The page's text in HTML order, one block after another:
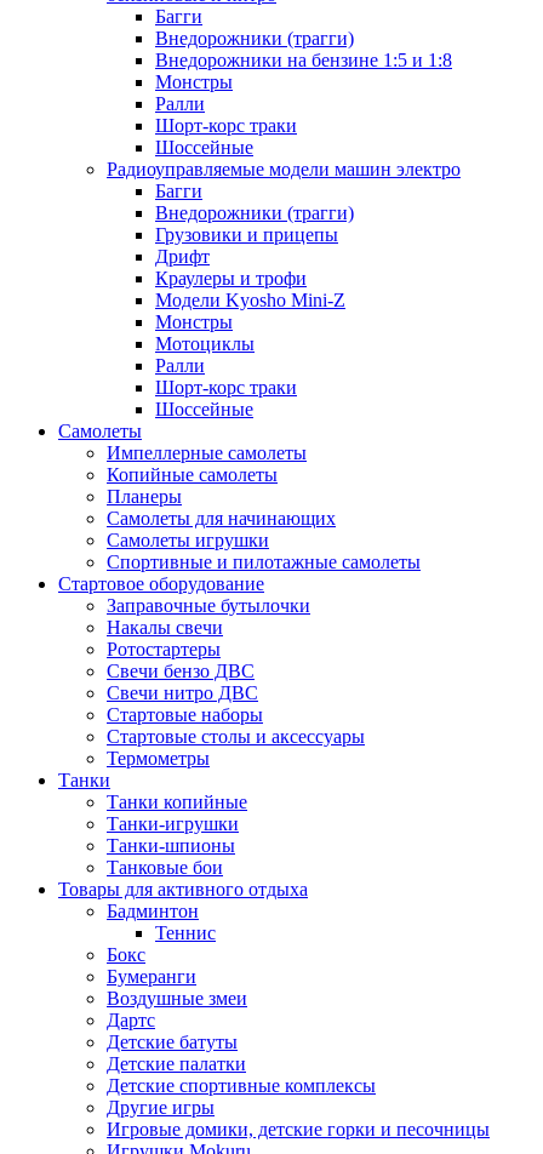
Багги
Внедорожники (трагги)
Внедорожники на бензине 1:5 и 1:8
Монстры
Ралли
Шорт-корс траки
Шоссейные
Радиоуправляемые модели машин электро
Багги
Внедорожники (трагги)
Грузовики и прицепы
Дрифт
Краулеры и трофи
Модели Kyosho Mini-Z
Монстры
Мотоциклы
Ралли
Шорт-корс траки
Шоссейные
Самолеты
Импеллерные самолеты
Копийные самолеты
Планеры
Самолеты для начинающих
Самолеты игрушки
Спортивные и пилотажные самолеты
Стартовое оборудование
Заправочные бутылочки
Накалы свечи
Ротостартеры
Свечи бензо ДВС
Свечи нитро ДВС
Стартовые наборы
Стартовые столы и аксессуары
Термометры
Танки
Танки копийные
Танки-игрушки
Танки-шпионы
Танковые бои
Товары для активного отдыха
Бадминтон
Теннис
Бокс
Бумеранги
Воздушные змеи
Дартс
Детские батуты
Детские палатки
Детские спортивные комплексы
Другие игры
Игровые домики, детские горки и песочницы